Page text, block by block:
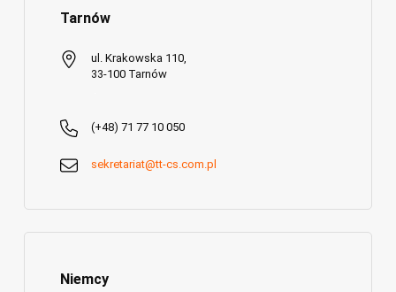
Tarnów
ul. Krakowska 110,
33-100 Tarnów
(+48) 71 77 10 050
sekretariat@tt-cs.com.pl
Niemcy